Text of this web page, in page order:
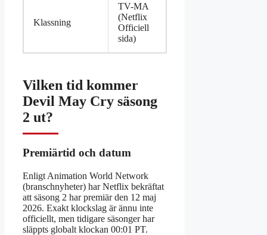
Klassning
TV-MA
(Netflix
Officiell
sida)
Vilken tid kommer
Devil May Cry säsong
2 ut?
Premiärtid och datum
Enligt Animation World Network
(branschnyheter) har Netflix bekräftat
att säsong 2 har premiär den 12 maj
2026. Exakt klockslag är ännu inte
officiellt, men tidigare säsonger har
släppts globalt klockan 00:01 PT.